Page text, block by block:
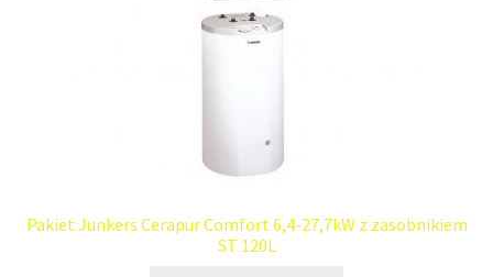
Pakiet Junkers Cerapur Comfort 6,4-27,7kW z zasobnikiem
ST 120L